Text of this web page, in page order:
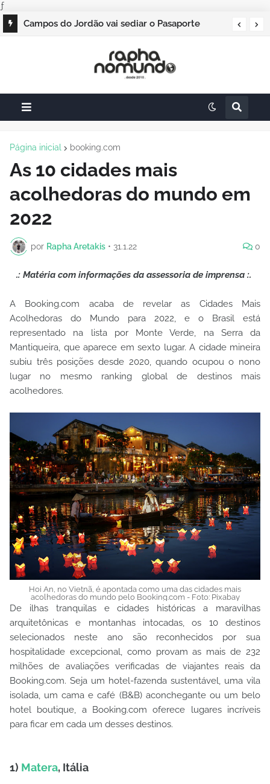
ƒ
Campos do Jordão vai sediar o Pasaporte
Página inicial booking.com
As 10 cidades mais
acolhedoras do mundo em
2022
por Rapha Aretakis • 31.1.22 0
.: Matéria com informações da assessoria de imprensa :.
A Booking.com acaba de revelar as Cidades Mais
Acolhedoras do Mundo para 2022, e o Brasil está
representado na lista por Monte Verde, na Serra da
Mantiqueira, que aparece em sexto lugar. A cidade mineira
subiu três posições desde 2020, quando ocupou o nono
lugar no mesmo ranking global de destinos mais
acolhedores.
Hoi An, no Vietnã, é apontada como uma das cidades mais
acolhedoras do mundo pelo Booking.com - Foto: Pixabay
De ilhas tranquilas e cidades históricas a maravilhas
arquitetônicas e montanhas intocadas, os 10 destinos
selecionados neste ano são reconhecidos por sua
hospitalidade excepcional, como provam as mais de 232
milhões de avaliações verificadas de viajantes reais da
Booking.com. Seja um hotel-fazenda sustentável, uma vila
isolada, um cama e café (B&B) aconchegante ou um belo
hotel boutique, a Booking.com oferece lugares incríveis
para ficar em cada um desses destinos.
1) Matera, Itália